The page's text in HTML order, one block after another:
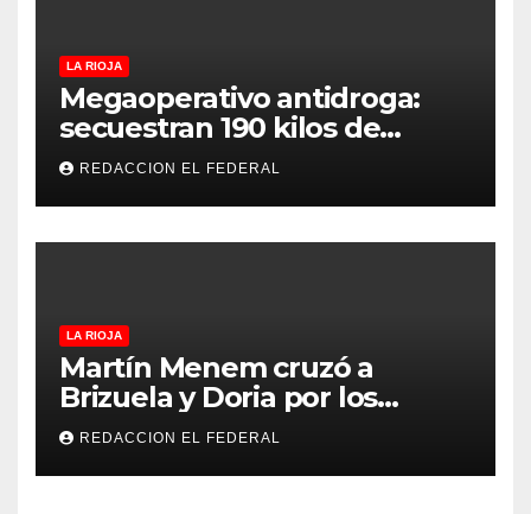
LA RIOJA
Megaoperativo antidroga:
secuestran 190 kilos de
marihuana que tenían como
destino La Rioja y Catamarca
REDACCION EL FEDERAL
LA RIOJA
Martín Menem cruzó a
Brizuela y Doria por los
incendios en Guanchín:
“Miente descaradamente”
REDACCION EL FEDERAL